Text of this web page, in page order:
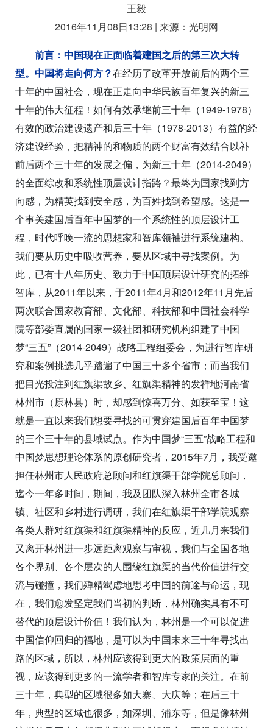
王毅
2016年11月08日13:28 | 来源：光明网
前言：中国现在正面临着建国之后的第三次大转
型。中国将走向何方？在经历了改革开放前后的两个三
十年的中国社会，现在正走向中华民族百年复兴的新三
十年的伟大征程！如何有效承继前三十年（1949-1978）
有效的政治建设遗产和后三十年（1978-2013）有益的经
济建设经验，把精神的和物质的两个财富有效结合以补
前后两个三十年的发展之偏，为新三十年（2014-2049）
的全面综改和系统性顶层设计指路？最终为国家找到方
向感，为精英找到安全感，为百姓找到希望感。这是一
个事关建国后百年中国梦的一个系统性的顶层设计工
程，时代呼唤一流的思想家和智库领袖进行系统建构。
我们要从历史中吸收营养，要从区域中寻找案例。为
此，已有十八年历史、致力于中国顶层设计研究的拓维
智库，从2011年以来，于2011年4月和2012年11月先后
两次联合国家教育部、文化部、科技部和中国社会科学
院等部委直属的国家一级社团和研究机构组建了中国
梦“三五”（2014-2049）战略工程组委会，为进行智库研
究和案例挑选几乎踏遍了中国三十多个省市；而当我们
把目光投注到红旗渠故乡、红旗渠精神的发祥地河南省
林州市（原林县）时，却感到惊喜万分、如获至宝！这
就是一直以来我们想要寻找的可贯穿建国后百年中国梦
的三个三十年的县域试点。作为中国梦“三五”战略工程和
中国梦思想理论体系的原创研究者，2015年7月，我受邀
担任林州市人民政府总顾问和红旗渠干部学院总顾问，
迄今一年多时间，期间，我及团队深入林州全市各城
镇、社区和乡村进行调研，我们在红旗渠干部学院观察
各类人群对红旗渠和红旗渠精神的反应，近几月来我们
又离开林州进一步远距离观察与审视，我们与全国各地
各个界别、各个层次的人围绕红旗渠的当代价值进行交
流与碰撞，我们殚精竭虑地思考中国的前途与命运，现
在，我们愈发坚定我们当初的判断，林州确实具有不可
替代的顶层设计价值！我们认为，林州是一个可以促进
中国信仰回归的福地，是可以为中国未来三十年寻找出
路的区域，所以，林州应该得到更大的政策层面的重
视，应该得到更多的一流学者和智库专家的关注。在前
三十年，典型的区域很多如大寨、大庆等；在后三十
年，典型的区域也很多，如深圳、浦东等，但是像林州